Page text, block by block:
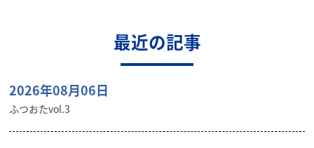
最近の記事
2026年08月06日
ふつおたvol.3